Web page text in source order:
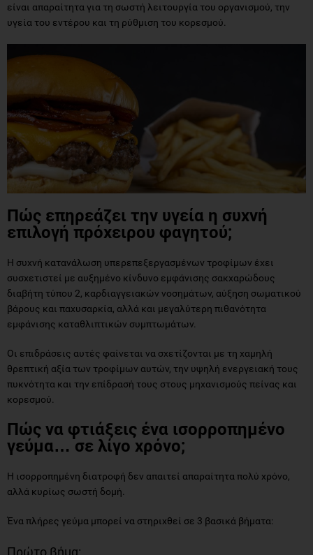
είναι απαραίτητα για τη σωστή λειτουργία του οργανισμού, την
υγεία του εντέρου και τη ρύθμιση του κορεσμού.
Πώς επηρεάζει την υγεία η συχνή
επιλογή πρόχειρου φαγητού;
Η συχνή κατανάλωση υπερεπεξεργασμένων τροφίμων έχει
συσχετιστεί με αυξημένο κίνδυνο εμφάνισης σακχαρώδους
διαβήτη τύπου 2, καρδιαγγειακών νοσημάτων, αύξηση σωματικού
βάρους και παχυσαρκία, αλλά και μεγαλύτερη πιθανότητα
εμφάνισης καταθλιπτικών συμπτωμάτων.
Οι επιδράσεις αυτές φαίνεται να σχετίζονται με τη χαμηλή
θρεπτική αξία των τροφίμων αυτών, την υψηλή ενεργειακή τους
πυκνότητα και την επίδρασή τους στους μηχανισμούς πείνας και
κορεσμού.
Πώς να φτιάξεις ένα ισορροπημένο
γεύμα… σε λίγο χρόνο;
Η ισορροπημένη διατροφή δεν απαιτεί απαραίτητα πολύ χρόνο,
αλλά κυρίως σωστή δομή.
Ένα πλήρες γεύμα μπορεί να στηριχθεί σε 3 βασικά βήματα:
Πρώτο βήμα: